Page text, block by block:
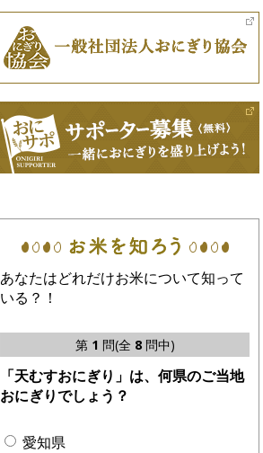
あなたはどれだけお米について知って
いる？！
第 1 問(全 8問中)
「天むすおにぎり」は、何県のご当地
おにぎりでしょう？
愛知県